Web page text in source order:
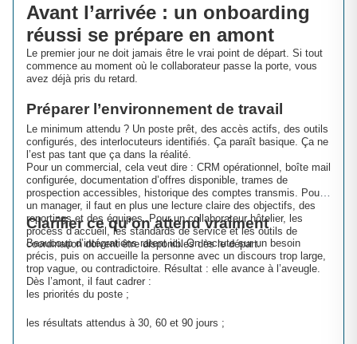
Avant l’arrivée : un onboarding
réussi se prépare en amont
Le premier jour ne doit jamais être le vrai point de départ. Si tout
commence au moment où le collaborateur passe la porte, vous
avez déjà pris du retard.
Préparer l’environnement de travail
Le minimum attendu ? Un poste prêt, des accès actifs, des outils
configurés, des interlocuteurs identifiés. Ça paraît basique. Ça ne
l’est pas tant que ça dans la réalité.
Pour un commercial, cela veut dire : CRM opérationnel, boîte mail
configurée, documentation d’offres disponible, trames de
prospection accessibles, historique des comptes transmis. Pour
un manager, il faut en plus une lecture claire des objectifs, des
reportings et des équipes. Pour un collaborateur hôtelier, les
process d’accueil, les standards de service et les outils de
coordination doivent être disponibles dès le départ.
Clarifier ce qu’on attend vraiment
Beaucoup d’intégrations ratent ici. On recrute sur un besoin
précis, puis on accueille la personne avec un discours trop large,
trop vague, ou contradictoire. Résultat : elle avance à l’aveugle.
Dès l’amont, il faut cadrer :
les priorités du poste ;
les résultats attendus à 30, 60 et 90 jours ;